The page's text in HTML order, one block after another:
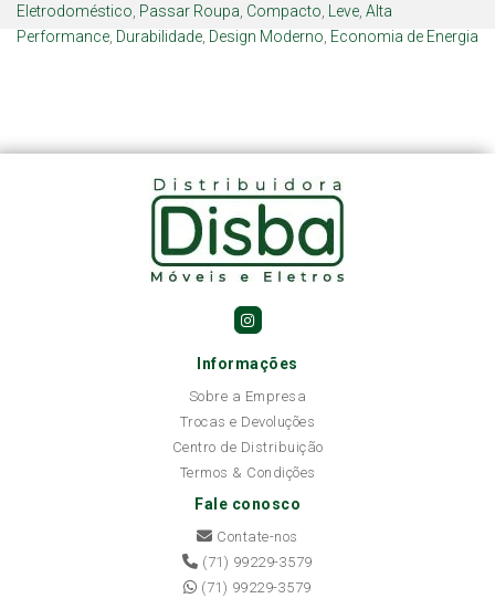
Eletrodoméstico Passar Roupa Compacto Leve Alta
Performance Durabilidade Design Moderno Economia de Energia
Informações
Sobre a Empresa
Trocas e Devoluções
Centro de Distribuição
Termos & Condições
Fale conosco
Contate-nos
(71) 99229-3579
(71) 99229-3579